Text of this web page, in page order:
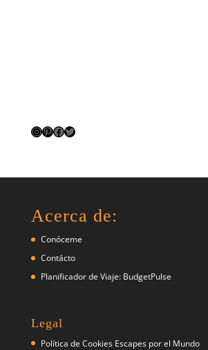
Instagram
Pinterest
Facebook
Twitter
Acerca de:
Conóceme
Contácto
Planificador de Viaje: BudgetPulse
Legal
Política de Cookies Escapes por el Mundo